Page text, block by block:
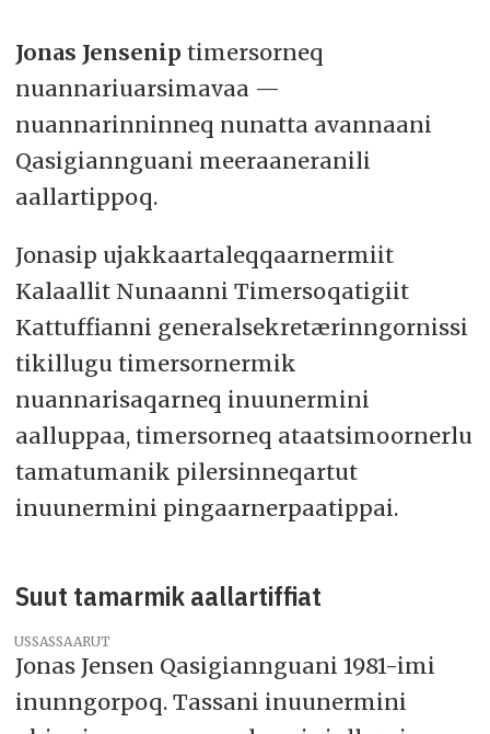
Jonas Jensenip timersorneq
nuannariuarsimavaa —
nuannarinninneq nunatta avannaani
Qasigiannguani meeraaneranili
aallartippoq.
Jonasip ujakkaartaleqqaarnermiit
Kalaallit Nunaanni Timersoqatigiit
Kattuffianni generalsekretærinngornissi
tikillugu timersornermik
nuannarisaqarneq inuunermini
aalluppaa, timersorneq ataatsimoornerlu
tamatumanik pilersinneqartut
inuunermini pingaarnerpaatippai.
Suut tamarmik aallartiffiat
USSASSAARUT
Jonas Jensen Qasigiannguani 1981-imi
inunngorpoq. Tassani inuunermini